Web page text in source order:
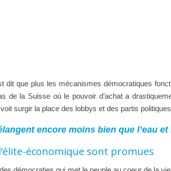
que plus les mécanismes démocratiques
de la Suisse où le pouvoir d’achat a
surgir la place des lobbys et des partis
encore moins bien que l’eau
économique sont promues